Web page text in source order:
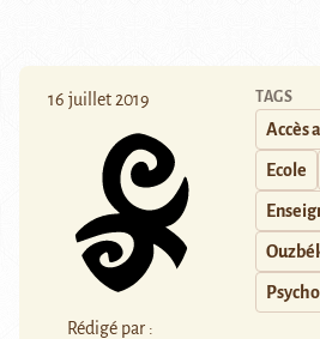
16 juillet 2019
Rédigé par :
TAGS
Accès
Ecole